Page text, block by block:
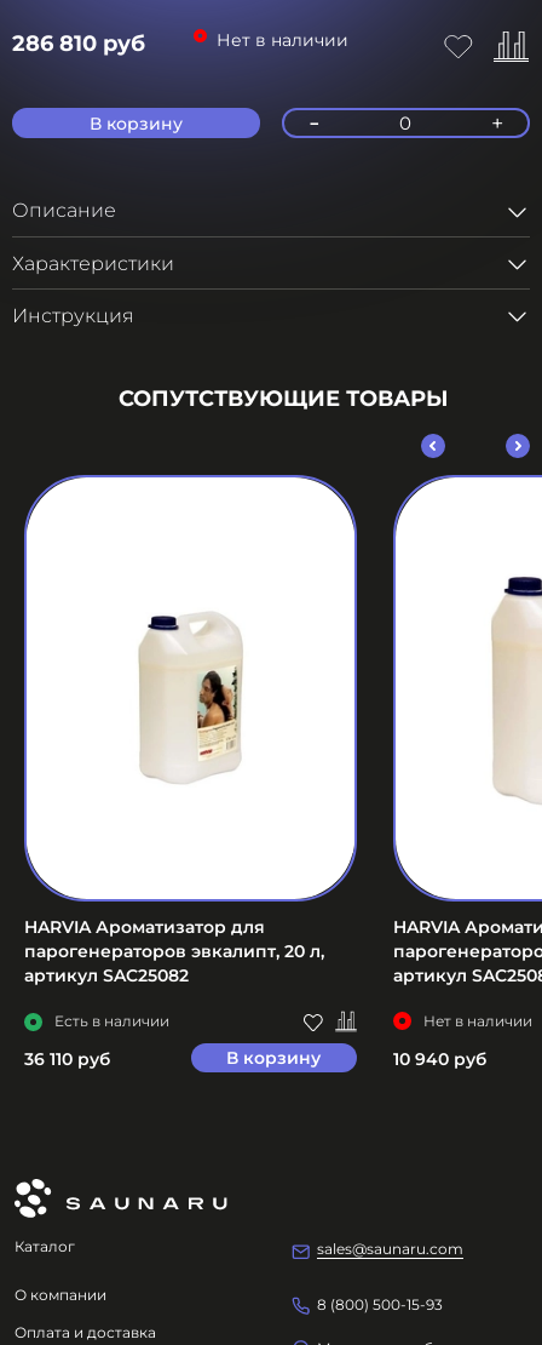
286 810 руб Нет в наличии
В корзину - 0 +
Описание
Характеристики
Инструкция
СОПУТСТВУЮЩИЕ ТОВАРЫ
HARVIA Ароматизатор для
парогенераторов эвкалипт, 20 л,
артикул SAC25082
Есть в наличии
36 110 руб В корзину
HARVIA
артикул
Нет в наличии
10 940 руб
Каталог
О компании
Оплата и доставка
sales@saunaru.com
8 (800) 500-15-93